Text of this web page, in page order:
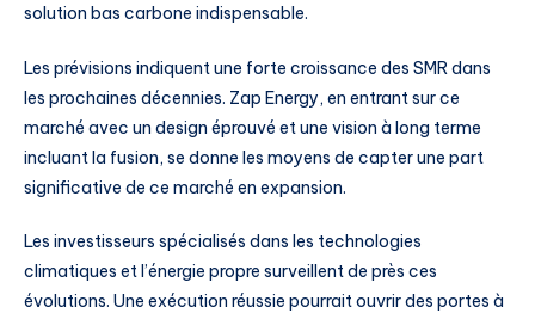
solution bas carbone indispensable.
Les prévisions indiquent une forte croissance des SMR dans
les prochaines décennies. Zap Energy, en entrant sur ce
marché avec un design éprouvé et une vision à long terme
incluant la fusion, se donne les moyens de capter une part
significative de ce marché en expansion.
Les investisseurs spécialisés dans les technologies
climatiques et l’énergie propre surveillent de près ces
évolutions. Une exécution réussie pourrait ouvrir des portes à